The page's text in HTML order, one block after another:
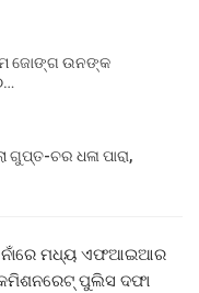
ଜୋଙ୍ଗ ଉନଙ୍କ
ଚର ଧଳା ପାରା,
ନାଁରେ ମଧ୍ୟ ଏଫଆଇଆର
ପୁଲିସ ଦଫା